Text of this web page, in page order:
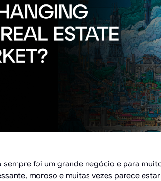
sempre foi um grande negócio e para
moroso e muitas vezes parece